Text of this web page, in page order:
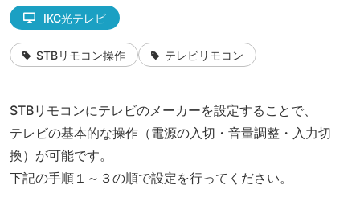
IKC光テレビ
STBリモコン操作 テレビリモコン
STBリモコンにテレビのメーカーを設定することで、
テレビの基本的な操作（電源の入切・音量調整・入力切
換）が可能です。
下記の手順１～３の順で設定を行ってください。